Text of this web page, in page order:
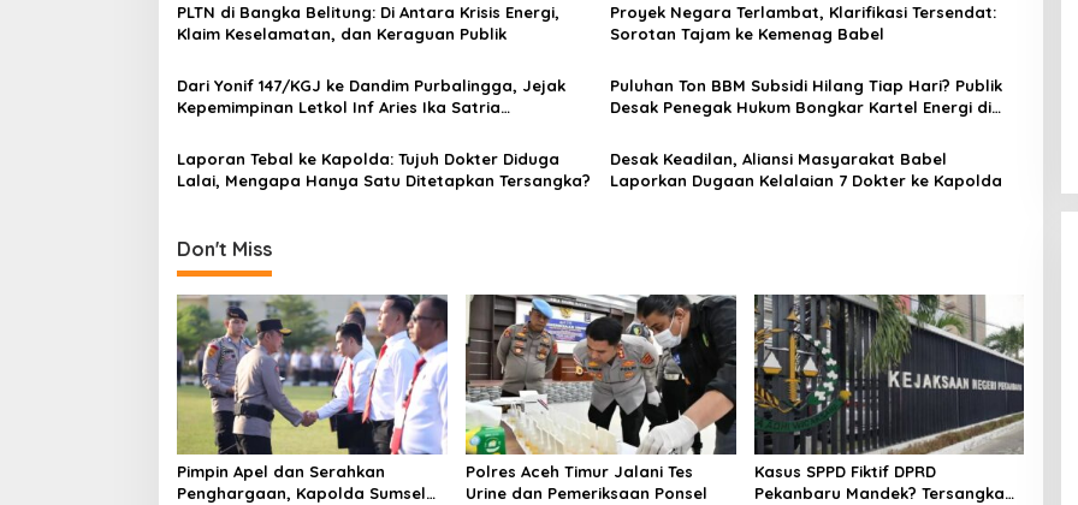
i
a
t
i
o
PLTN di Bangka Belitung: Di Antara Krisis Energi,
Klaim Keselamatan, dan Keraguan Publik
Proyek Negara Terlambat, Klarifikasi Tersendat:
Sorotan Tajam ke Kemenag Babel
Dari Yonif 147/KGJ ke Dandim Purbalingga, Jejak
Kepemimpinan Letkol Inf Aries Ika Satria
Puluhan Ton BBM Subsidi Hilang Tiap Hari? Publik
Desak Penegak Hukum Bongkar Kartel Energi di
Laporan Tebal ke Kapolda: Tujuh Dokter Diduga
Lalai, Mengapa Hanya Satu Ditetapkan Tersangka?
Desak Keadilan, Aliansi Masyarakat Babel
Laporkan Dugaan Kelalaian 7 Dokter ke Kapolda
Don't Miss
Pimpin Apel dan Serahkan
Penghargaan, Kapolda Sumsel
Polres Aceh Timur Jalani Tes
Urine dan Pemeriksaan Ponsel
Kasus SPPD Fiktif DPRD
Pekanbaru Mandek? Tersangka